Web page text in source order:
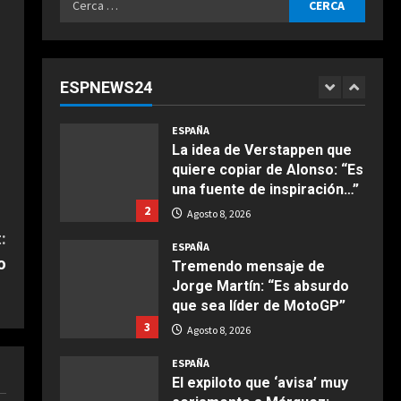
ESPNEWS24
1
2
ESPAÑA
La idea de Verstappen que
quiere copiar de Alonso: “Es
una fuente de inspiración…”
Agosto 8, 2026
3
ESPAÑA
Tremendo mensaje de
Jorge Martín: “Es absurdo
que sea líder de MotoGP”
Agosto 8, 2026
ESPAÑA
El expiloto que ‘avisa’ muy
COCINA
Ensalada de espinacas
deliciosa
Maggio 28, 2026
COCINA
Boquerones fritos en
freidora de aire
Aprile 24, 2026
Buñuelos de alcachofas
Aprile 5, 2026